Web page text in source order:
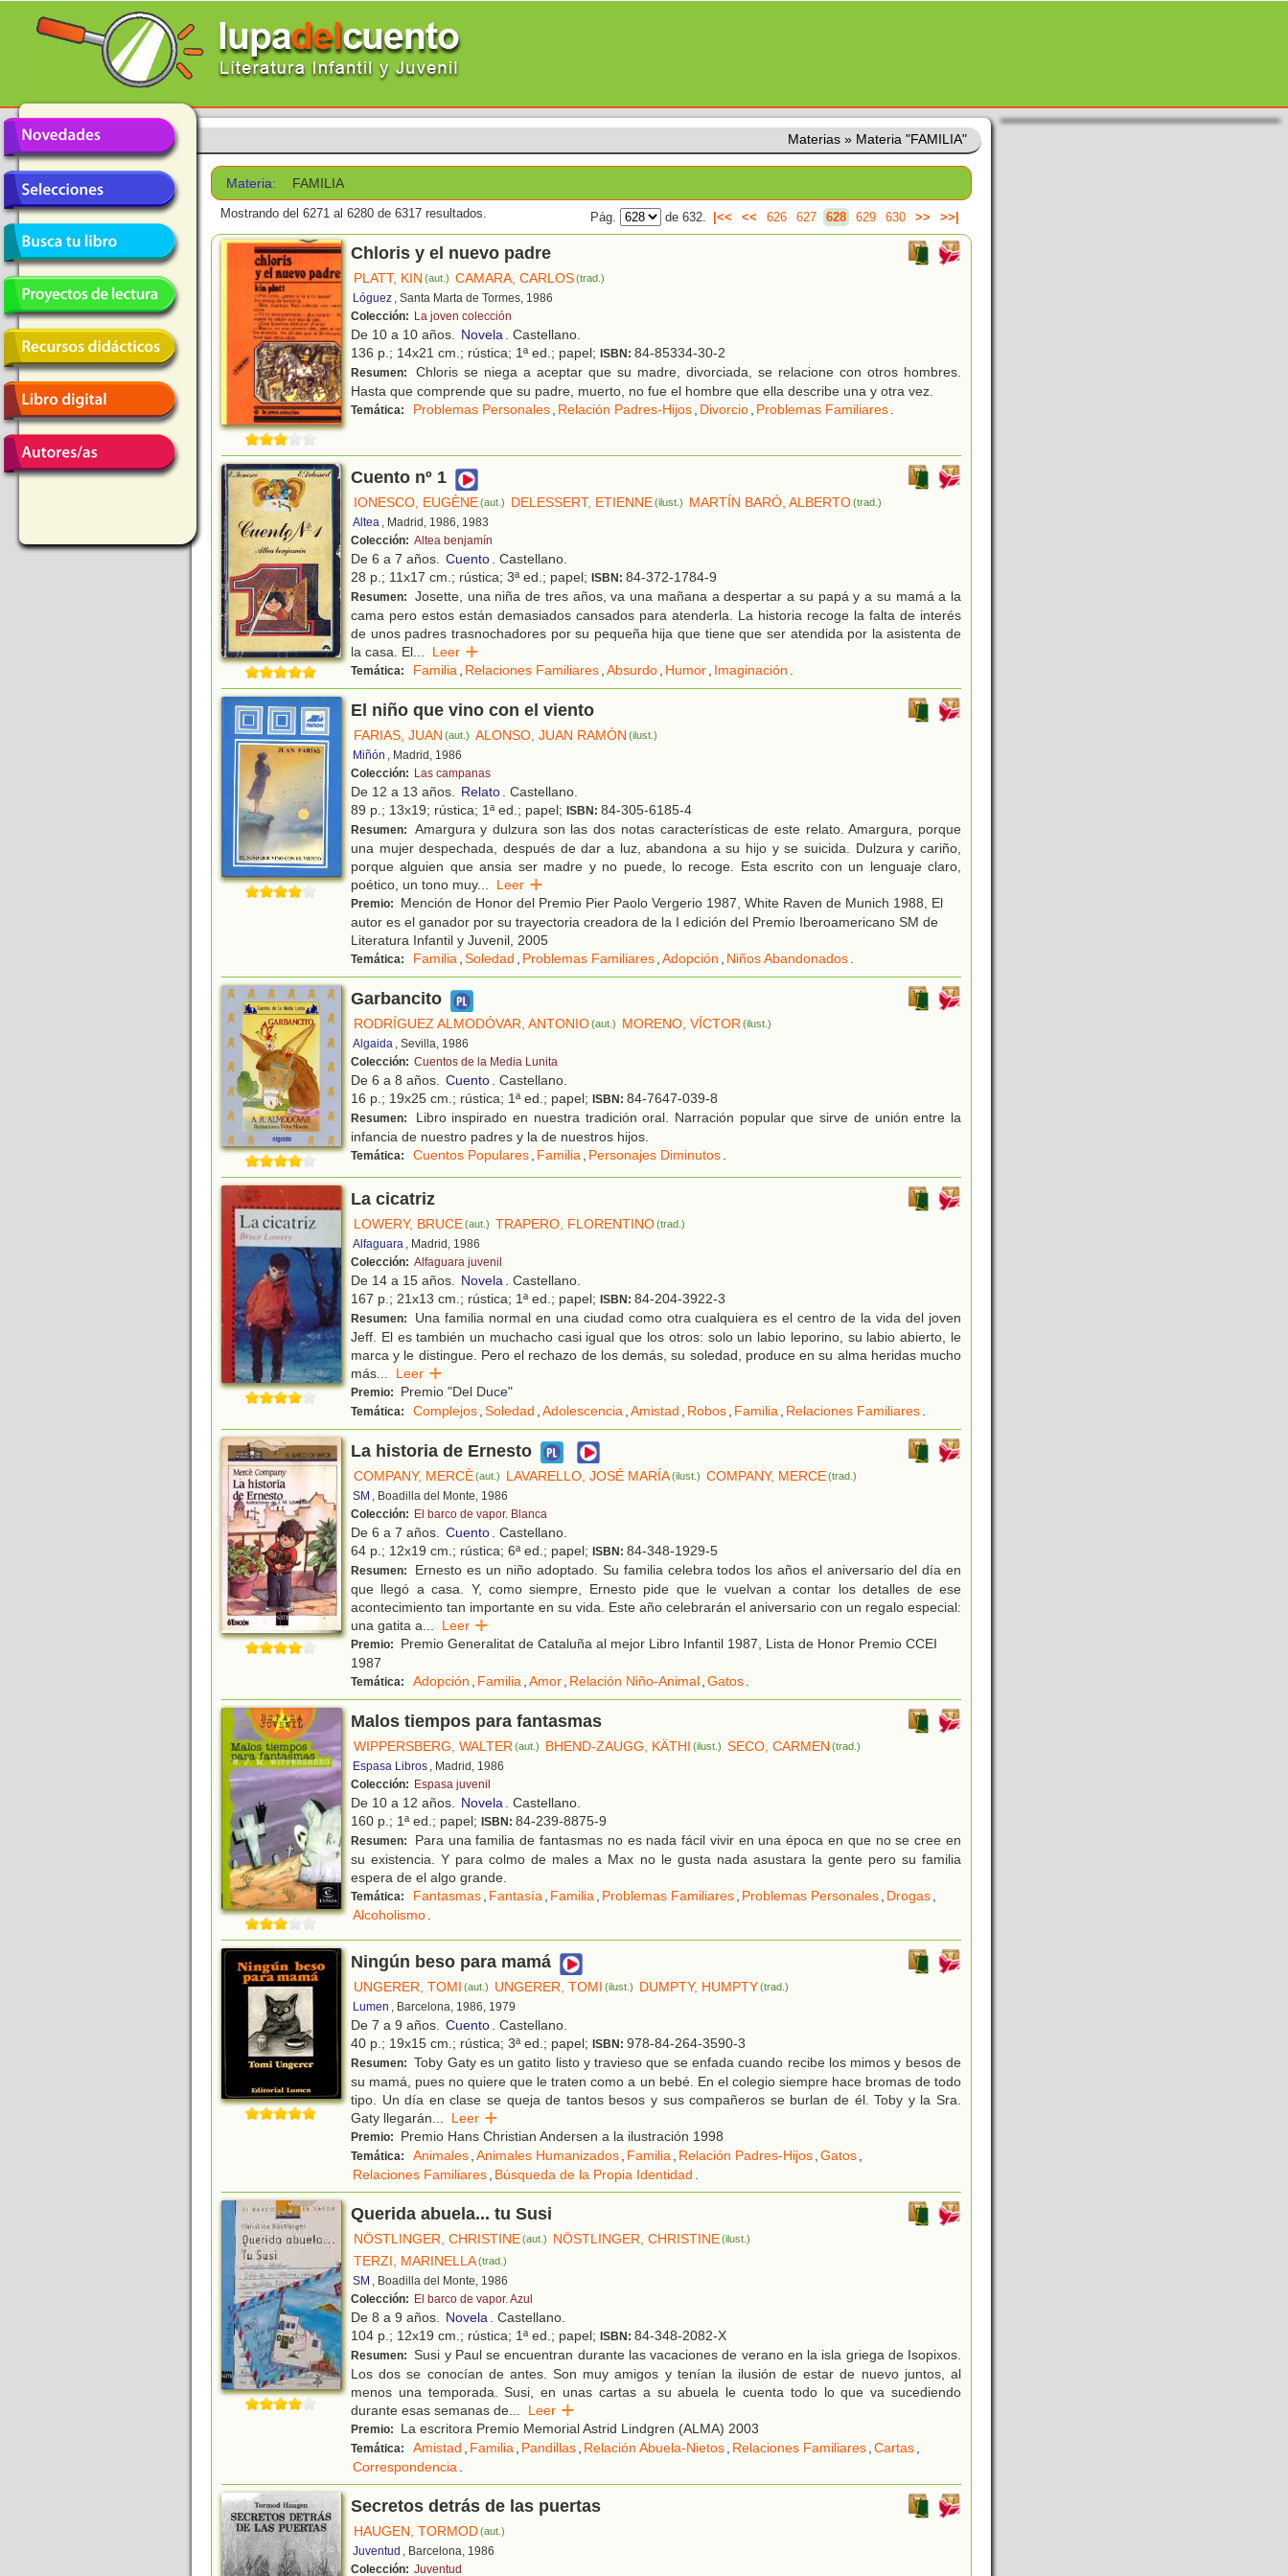
Materias » Materia "FAMILIA"
Materia: FAMILIA
Mostrando del 6271 al 6280 de 6317 resultados. Pág. de 632. |<< << 626 627 628 629 630 >> >>|
Chloris y el nuevo padre
PLATT, KIN (aut.) CAMARA, CARLOS(trad.)
Lóguez , Santa Marta de Tormes, 1986
Colección: La joven colección
De 10 a 10 años. Novela. Castellano.
136 p.; 14x21 cm.; rústica; 1ª ed.; papel; ISBN: 84-85334-30-2
Resumen:
Chloris se niega a aceptar que su madre, divorciada, se relacione con otros hombres.
Hasta que comprende que su padre, muerto, no fue el hombre que ella describe una y otra vez.
Temática: Problemas Personales, Relación Padres-Hijos, Divorcio, Problemas Familiares.
Cuento nº 1
IONESCO, EUGÈNE(aut.) DELESSERT, ETIENNE(ilust.) MARTÍN BARÓ, ALBERTO (trad.)
Altea , Madrid, 1986, 1983
Colección: Altea benjamín
De 6 a 7 años. Cuento. Castellano.
28 p.; 11x17 cm.; rústica; 3ª ed.; papel; ISBN: 84-372-1784-9
Resumen:
Josette, una niña de tres años, va una mañana a despertar a su papá y a su mamá a la
cama pero estos están demasiados cansados para atenderla. La historia recoge la falta de interés
de unos padres trasnochadores por su pequeña hija que tiene que ser atendida por la asistenta de
la casa. El... Leer
Temática: Familia, Relaciones Familiares,Absurdo, Humor, Imaginación .
El niño que vino con el viento
FARIAS, JUAN (aut.) ALONSO, JUAN RAMÓN (ilust.)
Miñón , Madrid, 1986
Colección: Las campanas
De 12 a 13 años. Relato. Castellano.
89 p.; 13x19; rústica; 1ª ed.; papel; ISBN: 84-305-6185-4
Resumen:
Amargura y dulzura son las dos notas características de este relato. Amargura, porque
una mujer despechada, después de dar a luz, abandona a su hijo y se suicida. Dulzura y cariño,
porque alguien que ansia ser madre y no puede, lo recoge. Esta escrito con un lenguaje claro,
poético, un tono muy... Leer
Premio:
Mención de Honor del Premio Pier Paolo Vergerio 1987, White Raven de Munich 1988, El
autor es el ganador por su trayectoria creadora de la I edición del Premio Iberoamericano SM de
Literatura Infantil y Juvenil, 2005
Temática: Familia,Soledad , Problemas Familiares,Adopción , Niños Abandonados.
Garbancito
RODRÍGUEZ ALMODÓVAR, ANTONIO(aut.) MORENO, VÍCTOR(ilust.)
Algaida , Sevilla, 1986
Colección: Cuentos de la Media Lunita
De 6 a 8 años. Cuento. Castellano.
16 p.; 19x25 cm.; rústica; 1ª ed.; papel; ISBN: 84-7647-039-8
Resumen:
Libro inspirado en nuestra tradición oral. Narración popular que sirve de unión entre la
infancia de nuestro padres y la de nuestros hijos.
Temática: Cuentos Populares, Familia, Personajes Diminutos.
La cicatriz
LOWERY, BRUCE(aut.) TRAPERO, FLORENTINO(trad.)
Alfaguara , Madrid, 1986
Colección: Alfaguara juvenil
De 14 a 15 años. Novela
. Castellano.
167 p.; 21x13 cm.; rústica; 1ª ed.; papel; ISBN: 84-204-3922-3
Resumen:
Una familia normal en una ciudad como otra cualquiera es el centro de la vida del joven
Jeff. El es también un muchacho casi igual que los otros: solo un labio leporino, su labio abierto, le
marca y le distingue. Pero el rechazo de los demás, su soledad, produce en su alma heridas mucho
más
Leer
Premio: Premio "Del Duce"
Temática: Complejos Soledad Adolescencia Amistad Robos Familia Relaciones Familiares
La historia de Ernesto
COMPANY, MERCÈ(aut.) LAVARELLO, JOSÉ MARÍA(ilust.) COMPANY, MERCE (trad.)
SM , Boadilla del Monte, 1986
Colección: El barco de vapor. Blanca
De 6 a 7 años. Cuento
. Castellano.
64 p.; 12x19 cm.; rústica; 6ª ed.; papel; ISBN: 84-348-1929-5
Resumen:
Ernesto es un niño adoptado. Su familia celebra todos los años el aniversario del día en
que llegó a casa. Y, como siempre, Ernesto pide que le vuelvan a contar los detalles de ese
acontecimiento tan importante en su vida. Este año celebrarán el aniversario con un regalo especial:
una gatita a
Leer
Premio:
Premio Generalitat de Cataluña al mejor Libro Infantil 1987, Lista de Honor Premio CCEI
1987
Temática: Adopción Familia Amor Relación Niño-Animal Gatos
Malos tiempos para fantasmas
WIPPERSBERG, WALTER (aut.) BHEND-ZAUGG, KÄTHI (ilust.) SECO, CARMEN (trad.)
Espasa Libros , Madrid, 1986
Colección: Espasa juvenil
De 10 a 12 años. Novela
. Castellano.
160 p.; 1ª ed.; papel; ISBN: 84-239-8875-9
Resumen:
Para una familia de fantasmas no es nada fácil vivir en una época en que no se cree en
su existencia. Y para colmo de males a Max no le gusta nada asustara la gente pero su familia
espera de el algo grande.
Temática: Fantasmas Fantasía Familia Problemas Familiares Problemas Personales Drogas
Alcoholismo
Ningún beso para mamá
UNGERER, TOMI (aut.) UNGERER, TOMI (ilust.) DUMPTY, HUMPTY (trad.)
Lumen , Barcelona, 1986, 1979
De 7 a 9 años. Cuento. Castellano.
40 p.; 19x15 cm.; rústica; 3ª ed.; papel; ISBN: 978-84-264-3590-3
Resumen: Toby Gaty es un gatito listo y travieso que se enfada cuando recibe los mimos y besos de
su mamá, pues no quiere que le traten como a un bebé. En el colegio siempre hace bromas de todo
tipo. Un día en clase se queja de tantos besos y sus compañeros se burlan de él. Toby y la Sra.
Gaty llegarán... Leer
Premio: Premio Hans Christian Andersen a la ilustración 1998
Temática: Animales,Animales Humanizados, Familia, Relación Padres-Hijos,Gatos,
Relaciones Familiares, Búsqueda de la Propia Identidad .
Querida abuela... tu Susi
NÖSTLINGER, CHRISTINE(aut.) NÖSTLINGER, CHRISTINE(ilust.)
TERZI, MARINELLA(trad.)
SM , Boadilla del Monte, 1986
Colección: El barco de vapor. Azul
De 8 a 9 años. Novela. Castellano.
104 p.; 12x19 cm.; rústica; 1ª ed.; papel; ISBN: 84-348-2082-X
Resumen: Susi y Paul se encuentran durante las vacaciones de verano en la isla griega de Isopixos.
Los dos se conocían de antes. Son muy amigos y tenían la ilusión de estar de nuevo juntos, al
menos una temporada. Susi, en unas cartas a su abuela le cuenta todo lo que va sucediendo
durante esas semanas de... Leer
Premio: La escritora Premio Memorial Astrid Lindgren (ALMA) 2003
Temática: Amistad , Familia, Pandillas, Relación Abuela-Nietos, Relaciones Familiares,Cartas,
Correspondencia.
Secretos detrás de las puertas
HAUGEN, TORMOD(aut.)
Juventud , Barcelona, 1986
Colección: Juventud